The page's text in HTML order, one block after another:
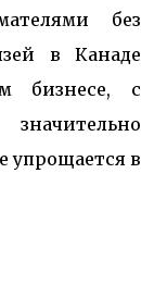
без
в Канаде
бизнесе, с
упрощается в